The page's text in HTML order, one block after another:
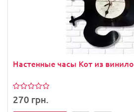
Настенные часы Кот из
270 грн.